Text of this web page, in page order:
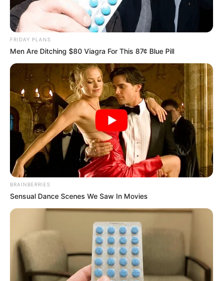
แอดเลขเด็ด 30 มี.ค. 2020 3
แชร์
วันนี้หมอดูทัก อาจารย์แมน พลังเลข The Magiccode จะ
มาทักว่า 8 ลัคนาราศีใดจะดวงดีเฮงสุดๆ 4 เดือนเต็มๆจาก
การยกย้ายของดาวพฤหัสในช่วงปลายเดือนมีนาคม 63 ซึ่ง
จะส่งผลให้ 8 ลัคนาราศีต่อไปนี้จะดวงดี เฮงสุดๆ ยาวไป
จนถึงเดือนกรกฏาคม 63 แต่ไม่ใช่ว่าทั้ง 8 ราศีจะเฮงในทุก
ด้านหรือดีเหมือนกันทั้งหมดนะครับ เพราความเฮงความ
ดวงดีตรงนี้มันขึ้นอยู่กับว่าการยกย้ายของดาวพฤหัสจะส่ง
ผลในด้านใดของราศีคุณ และคุณจะได้รับโชคจากอะไรด้วย
ดังนั้นถ้าอยากรู้ต้องติดตามชมในคลิปนี้เลย
https://seeme.me/ch/mordootak/kEAv5G
FRIDAY PLANS
Men Are Ditching $80 Viagra For This 87¢ Blue Pill
BRAINBERRIES
Sensual Dance Scenes We Saw In Movies